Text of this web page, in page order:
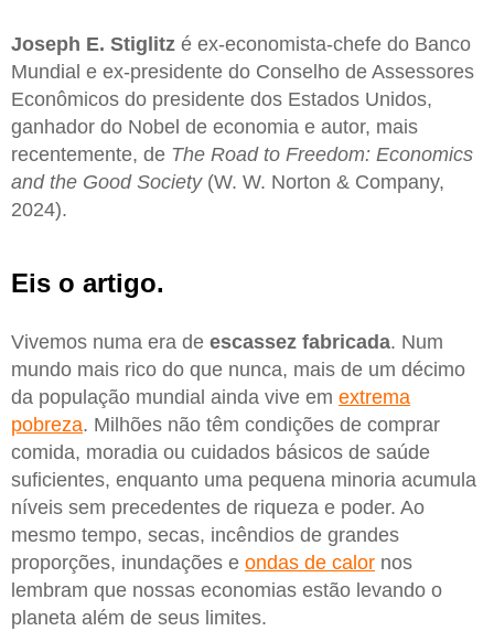
Joseph E. Stiglitz é ex-economista-chefe do Banco
Mundial e ex-presidente do Conselho de Assessores
Econômicos do presidente dos Estados Unidos,
ganhador do Nobel de economia e autor, mais
recentemente, de The Road to Freedom: Economics
and the Good Society(W. W. Norton & Company,
2024).
Eis o artigo.
Vivemos numa era de escassez fabricada. Num
mundo mais rico do que nunca, mais de um décimo
da população mundial ainda vive em extrema
pobreza. Milhões não têm condições de comprar
comida, moradia ou cuidados básicos de saúde
suficientes, enquanto uma pequena minoria acumula
níveis sem precedentes de riqueza e poder. Ao
mesmo tempo, secas, incêndios de grandes
proporções, inundações e ondas de calor nos
lembram que nossas economias estão levando o
planeta além de seus limites.